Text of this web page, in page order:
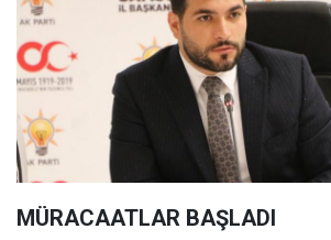
MÜRACAATLAR BAŞLADI